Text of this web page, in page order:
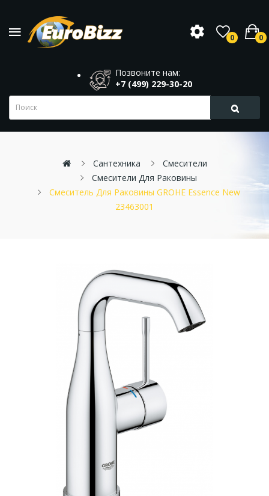
0 0
Позвоните нам:
+7 (499) 229-30-20
Сантехника
Смесители
Смесители Для Раковины
Смеситель Для Раковины GROHE Essence New
23463001